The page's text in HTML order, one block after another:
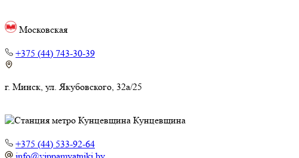
Московская
+375 (44) 743-30-39
г. Минск, ул. Якубовского, 32а/25
Кунцевщина
+375 (44) 533-92-64